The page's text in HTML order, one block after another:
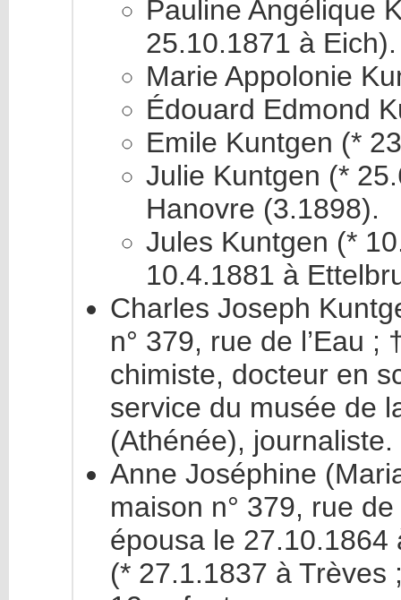
Pauline Angélique
25.10.1871 à Eich).
Marie Appolonie
Édouard Edmond
Emile Kuntgen (*
Julie Kuntgen (*
Hanovre (3.1898).
Jules Kuntgen (*
10.4.1881 à
Charles Joseph
n° 379, rue de l’Eau
chimiste, docteur en
service du musée de
(Athénée), journaliste.
Anne Joséphine
maison n° 379, rue
épousa le 27.10.1864
(* 27.1.1837 à Trèves